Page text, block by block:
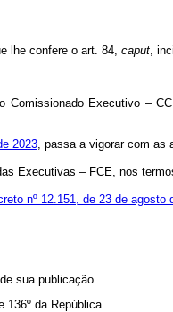
lhe confere o art. 84, caput,
Comissionado Executivo –
2023, passa a vigorar com as
Executivas – FCE, nos
nº 12.151, de 23 de agosto
sua publicação.
136º da República.